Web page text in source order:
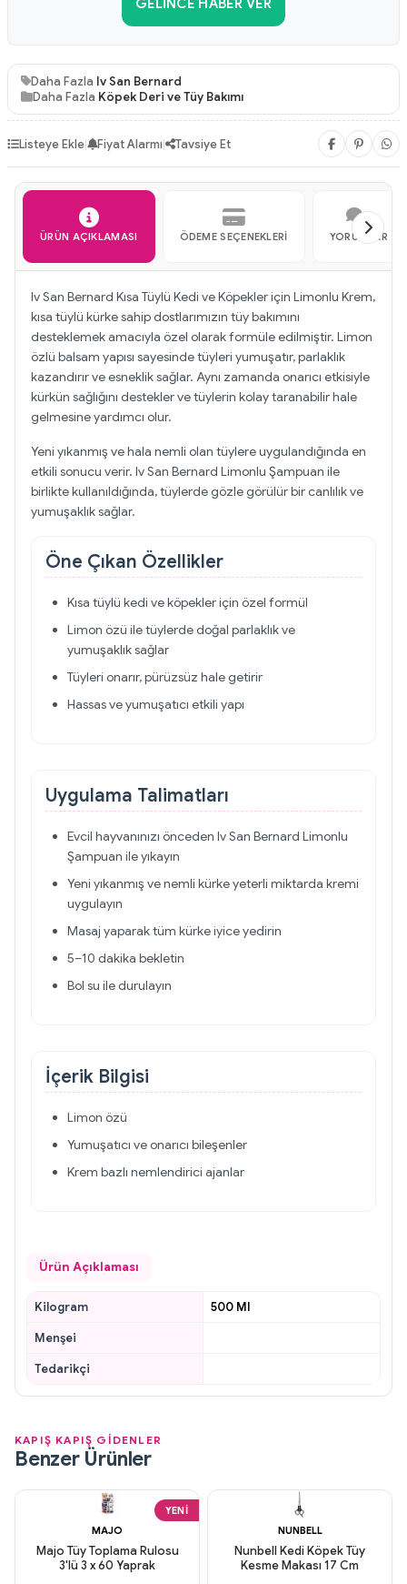
GELINCE HABER VER
Daha Fazla Iv San Bernard
Daha Fazla Köpek Deri ve Tüy Bakımı
Listeye Ekle| Fiyat Alarmı| Tavsiye Et
ÜRÜN AÇIKLAMASI ÖDEME SEÇENEKLERI YORUMLAR
Iv San Bernard Kısa Tüylü Kedi ve Köpekler için Limonlu Krem,
kısa tüylü kürke sahip dostlarımızın tüy bakımını
desteklemek amacıyla özel olarak formüle edilmiştir. Limon
özlü balsam yapısı sayesinde tüyleri yumuşatır, parlaklık
kazandırır ve esneklik sağlar. Aynı zamanda onarıcı etkisiyle
kürkün sağlığını destekler ve tüylerin kolay taranabilir hale
gelmesine yardımcı olur.
Yeni yıkanmış ve hala nemli olan tüylere uygulandığında en
etkili sonucu verir. Iv San Bernard Limonlu Şampuan ile
birlikte kullanıldığında, tüylerde gözle görülür bir canlılık ve
yumuşaklık sağlar.
Öne Çıkan Özellikler
Kısa tüylü kedi ve köpekler için özel formül
Limon özü ile tüylerde doğal parlaklık ve
yumuşaklık sağlar
Tüyleri onarır, pürüzsüz hale getirir
Hassas ve yumuşatıcı etkili yapı
Uygulama Talimatları
Evcil hayvanınızı önceden Iv San Bernard Limonlu
Şampuan ile yıkayın
Yeni yıkanmış ve nemli kürke yeterli miktarda kremi
uygulayın
Masaj yaparak tüm kürke iyice yedirin
5–10 dakika bekletin
Bol su ile durulayın
İçerik Bilgisi
Limon özü
Yumuşatıcı ve onarıcı bileşenler
Krem bazlı nemlendirici ajanlar
Ürün Açıklaması
Kilogram
500 Ml
Menşei
Tedarikçi
KAPIŞ KAPIŞ GİDENLER
Benzer Ürünler
YENI
MAJO
Majo Tüy Toplama Rulosu
3'lü 3 x 60 Yaprak
NUNBELL
Nunbell Kedi Köpek Tüy
Kesme Makası 17 Cm